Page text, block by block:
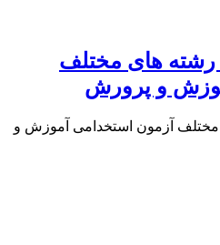
رشته های مختلف
و پرورش
مختلف آزمون استخدامی آموزش و